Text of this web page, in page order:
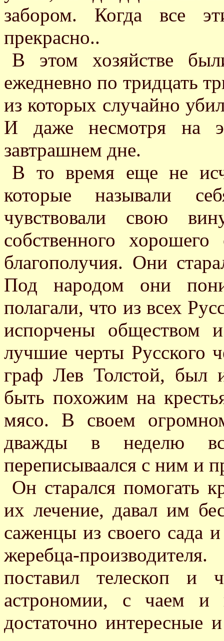
забором. Когда все
прекрасно..
В этом хозяйстве
ежедневно по тридцать
из которых случайно
И даже несмотря на
завтрашнем дне.
В то время еще не
которые называли
чувствовали свою
собственного хорошего
благополучия. Они
Под народом они
полагали, что из всех
испорчены обществом
лучшие черты Русского
граф Лев Толстой, был
быть похожим на
мясо. В своем
дважды в неделю
переписываался с ним и
Он старался помогать
их лечение, давал им
саженцы из своего сада
жеребца-
поставил телескоп и
астрономии, с чаем и
достаточно интересные